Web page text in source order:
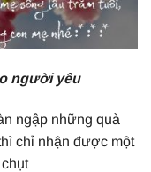
người yêu
ngập những quà
chỉ nhận được một